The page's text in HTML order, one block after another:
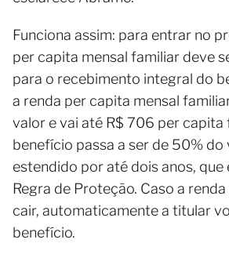
Funciona assim: para entrar no
per capita mensal familiar deve
para o recebimento integral do
a renda per capita mensal
valor e vai até R$ 706 per capita
benefício passa a ser de 50% do
estendido por até dois anos, que
Regra de Proteção. Caso a
cair, automaticamente a titular
benefício.